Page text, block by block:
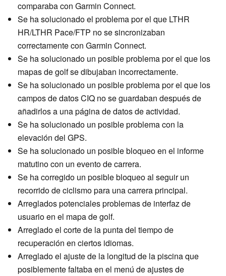
comparaba con Garmin Connect.
Se ha solucionado el problema por el que LTHR
HR/LTHR Pace/FTP no se sincronizaban
correctamente con Garmin Connect.
Se ha solucionado un posible problema por el que los
mapas de golf se dibujaban incorrectamente.
Se ha solucionado un posible problema por el que los
campos de datos CIQ no se guardaban después de
añadirlos a una página de datos de actividad.
Se ha solucionado un posible problema con la
elevación del GPS.
Se ha solucionado un posible bloqueo en el informe
matutino con un evento de carrera.
Se ha corregido un posible bloqueo al seguir un
recorrido de ciclismo para una carrera principal.
Arreglados potenciales problemas de interfaz de
usuario en el mapa de golf.
Arreglado el corte de la punta del tiempo de
recuperación en ciertos idiomas.
Arreglado el ajuste de la longitud de la piscina que
posiblemente faltaba en el menú de ajustes de